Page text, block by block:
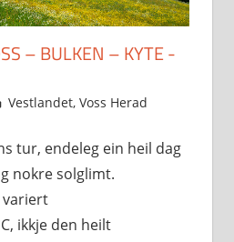
– BULKEN – KYTE -
Svein
Vestlandet, Voss Herad
tur, endeleg ein heil dag
nokre solglimt.
ikkje den heilt